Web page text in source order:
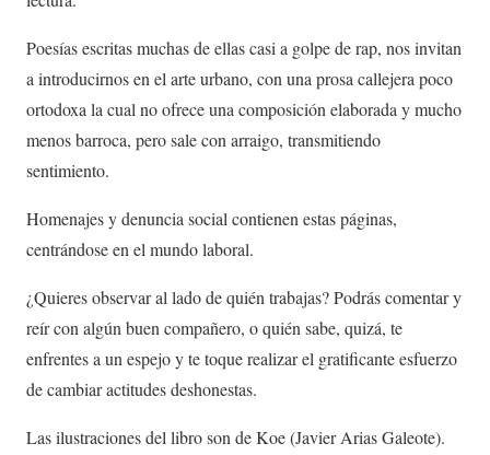
Poesías escritas muchas de ellas casi a golpe de rap, nos invitan
a introducirnos en el arte urbano, con una prosa callejera poco
ortodoxa la cual no ofrece una composición elaborada y mucho
menos barroca, pero sale con arraigo, transmitiendo
sentimiento.
Homenajes y denuncia social contienen estas páginas,
centrándose en el mundo laboral.
¿Quieres observar al lado de quién trabajas? Podrás comentar y
reír con algún buen compañero, o quién sabe, quizá, te
enfrentes a un espejo y te toque realizar el gratificante esfuerzo
de cambiar actitudes deshonestas.
Las ilustraciones del libro son de Koe (Javier Arias Galeote).